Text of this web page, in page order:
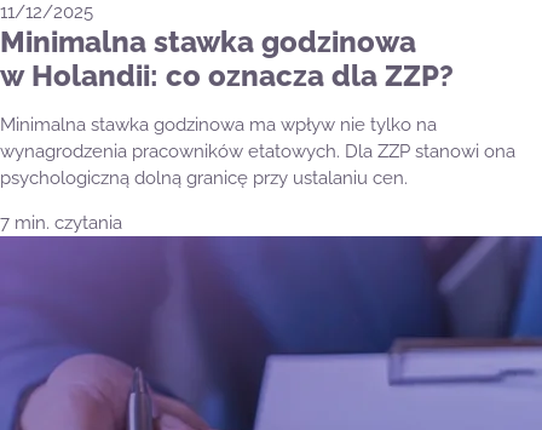
11/12/2025
Minimalna stawka godzinowa
w Holandii: co oznacza dla ZZP?
Minimalna stawka godzinowa ma wpływ nie tylko na
wynagrodzenia pracowników etatowych. Dla ZZP stanowi ona
psychologiczną dolną granicę przy ustalaniu cen.
7 min. czytania